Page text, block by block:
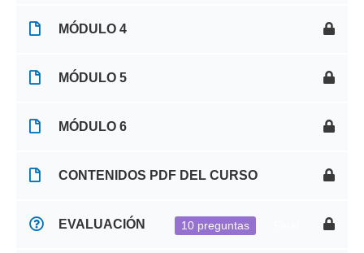
MÓDULO 4
MÓDULO 5
MÓDULO 6
CONTENIDOS PDF DEL CURSO
EVALUACIÓN 10 preguntas